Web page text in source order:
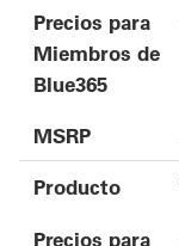
Precios para
Miembros de
Blue365
MSRP
Producto
Precios para